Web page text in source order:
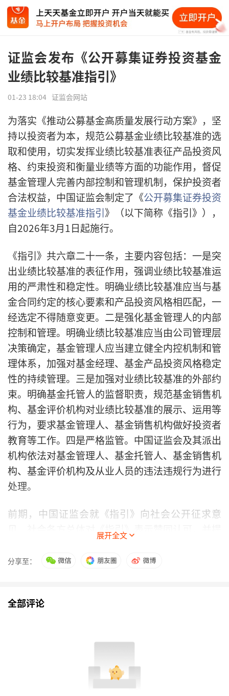
证监会发布《公开募集证券投资基金
业绩比较基准指引》
01-23 18:04 证监会网站
为落实《推动公募基金高质量发展行动方案》，坚
持以投资者为本，规范公募基金业绩比较基准的选
取和使用，切实发挥业绩比较基准表征产品投资风
格、约束投资和衡量业绩等方面的功能作用，督促
基金管理人完善内部控制和管理机制，保护投资者
合法权益，中国证监会制定了《公开募集证券投资
基金业绩比较基准指引》（以下简称《指引》），
自2026年3月1日起施行。
《指引》共六章二十一条，主要内容包括：一是突
出业绩比较基准的表征作用，强调业绩比较基准运
用的严肃性和稳定性。明确业绩比较基准应当与基
金合同约定的核心要素和产品投资风格相匹配，一
经选定不得随意变更。二是强化基金管理人的内部
控制和管理。明确业绩比较基准应当由公司管理层
决策确定，基金管理人应当建立健全内控机制和管
理体系，加强对基金经理、基金产品投资风格稳定
性的持续管理。三是加强对业绩比较基准的外部约
束。明确基金托管人的监督职责，规范基金销售机
构、基金评价机构对业绩比较基准的展示、运用等
行为，要求基金管理人、基金销售机构做好投资者
教育等工作。四是严格监管。中国证监会及其派出
机构依法对基金管理人、基金托管人、基金销售机
构、基金评价机构及从业人员的违法违规行为进行
处理。
前期，中国证监会就《指引》向社会公开征求意
见，社会各方总体对《指引》表示赞同认可，并提
出具体修改建议。中国证监会逐条研究反馈意见，
认真吸收采纳，并对《指引》作出修改完善。后
署，强化业绩比较基准约束，保护投资者合法权
益，根据《证券投资基金法》《公开募集证券投资
展开全文
分享至：
全部评论